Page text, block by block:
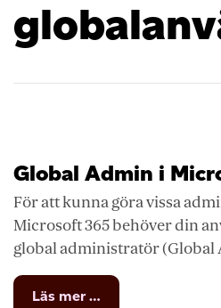
Global Admin i
För att kunna göra vissa
Microsoft 365 behöver din
global administratör (Global
Läs mer …